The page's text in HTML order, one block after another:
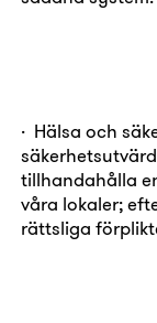
· Hälsa och
tillhandahålla
våra lokaler;
rättsliga